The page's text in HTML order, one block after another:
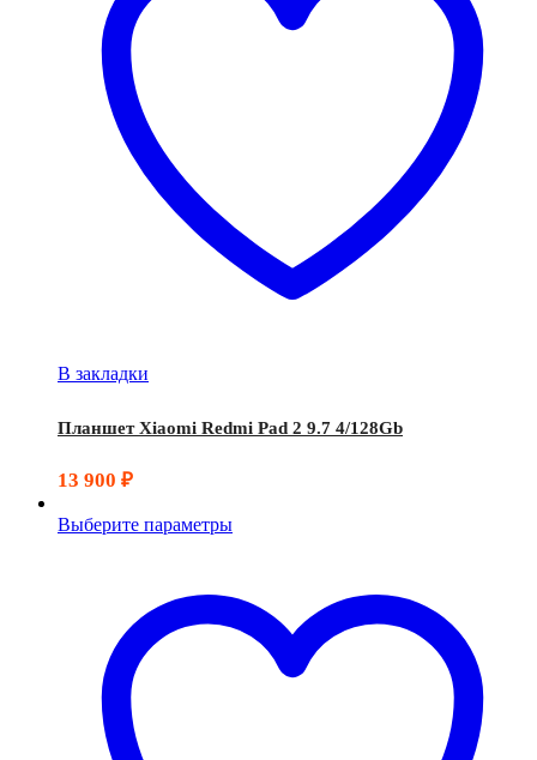
В закладки
Планшет Xiaomi Redmi Pad 2 9.7 4/128Gb
13 900 ₽
Выберите параметры